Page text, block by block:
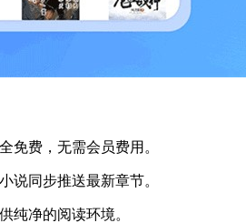
费，无需会员费用。
同步推送最新章节。
净的阅读环境。